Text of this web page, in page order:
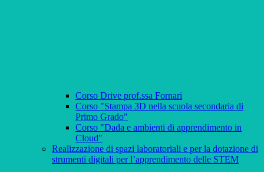
Corso Drive prof.ssa Fornari
Corso "Stampa 3D nella scuola secondaria di
Primo Grado"
Corso "Dada e ambienti di apprendimento in
Cloud"
Realizzazione di spazi laboratoriali e per la dotazione di
strumenti digitali per l’apprendimento delle STEM